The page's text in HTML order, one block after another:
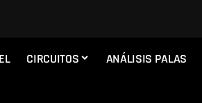
CIRCUITOS ANÁLISIS PALAS